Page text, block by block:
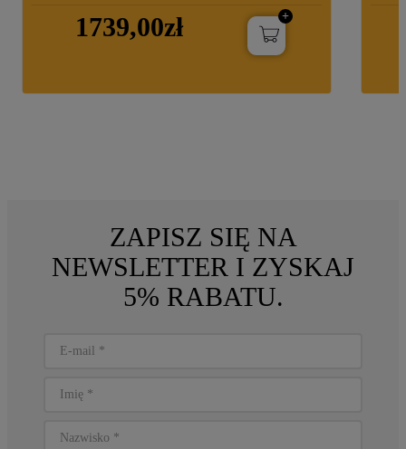
1739,00zł
ZAPISZ SIĘ NA
NEWSLETTER I ZYSKAJ
5% RABATU.